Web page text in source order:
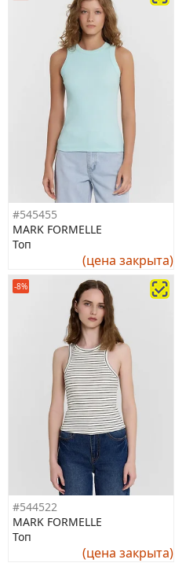
#545455
MARK FORMELLE
Топ
(цена закрыта)
-8%
#544522
MARK FORMELLE
Топ
(цена закрыта)